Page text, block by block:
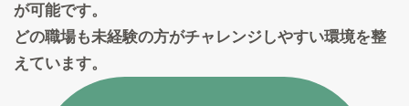
が可能です。
どの職場も未経験の方がチャレンジしやすい環境を整
えています。